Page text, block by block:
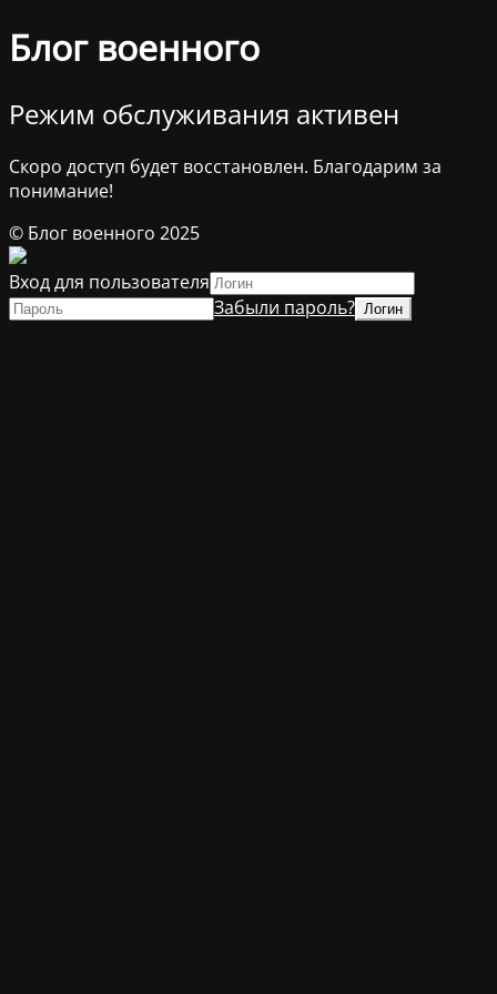
Блог военного
Режим обслуживания активен
Скоро доступ будет восстановлен. Благодарим за
понимание!
© Блог военного 2025
Вход для пользователя
Забыли пароль?